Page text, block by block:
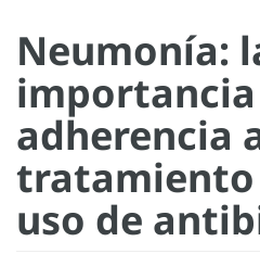
Neumonía:
importancia
adherencia
tratamiento
uso de